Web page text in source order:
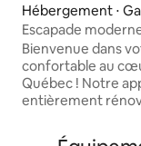
Hébergement ⋅
Escapade
10 min du centre-
Bienvenue dans
confortable au
Québec ! Notre
entièrement
le refuge idéal